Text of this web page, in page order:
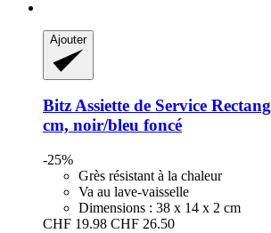
Ajouter
BitzAssiette de Service
cm, noir/bleu foncé
-25%
Grès résistant à la chaleur
Va au lave-vaisselle
Dimensions : 38 x 14 x 2 cm
CHF 19.98 CHF 26.50